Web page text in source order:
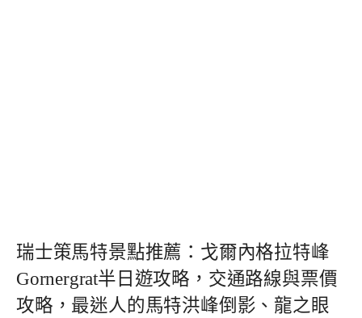
瑞士策馬特景點推薦：戈爾內格拉特峰
Gornergrat半日遊攻略，交通路線與票價
攻略，最迷人的馬特洪峰倒影、龍之眼